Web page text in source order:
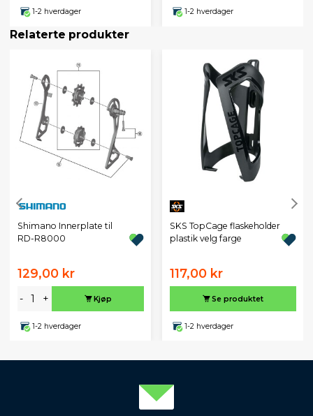
1-2 hverdager 1-2 hverdager
Relaterte produkter
Shimano Innerplate til
RD-R8000
129,00 kr
- + Kjøp
1-2 hverdager
SKS TopCage flaskeholder
plastik velg farge
117,00 kr
Se produktet
1-2 hverdager